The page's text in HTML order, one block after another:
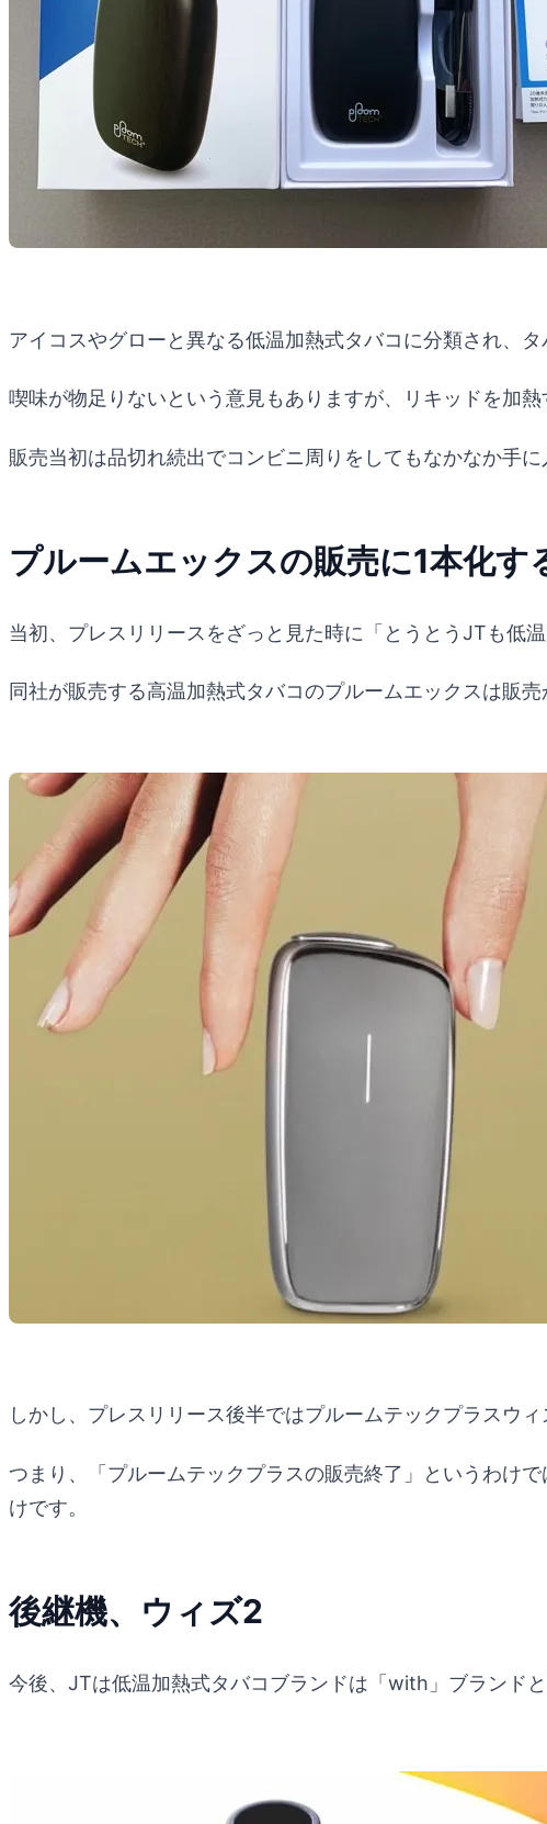
アイコスやグローと異なる低温加熱式タバコに分類され、
喫味が物足りないという意見もありますが、リキッドを加
販売当初は品切れ続出でコンビニ周りをしてもなかなか手
プルームエックスの販売に1本化す
当初、プレスリリースをざっと見た時に「とうとうJTも低
同社が販売する高温加熱式タバコのプルームエックスは販
しかし、プレスリリース後半ではプルームテックプラスウ
つまり、「プルームテックプラスの販売終了」というわけ
けです。
後継機、ウィズ2
今後、JTは低温加熱式タバコブランドは「with」ブランド